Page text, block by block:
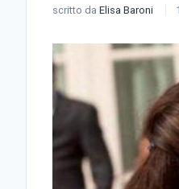
scritto da Elisa Baroni